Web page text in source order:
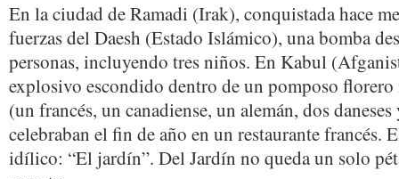
En la ciudad de Ramadi (Irak), conquistada hace
fuerzas del Daesh (Estado Islámico), una bomba
personas, incluyendo tres niños. En Kabul
explosivo escondido dentro de un pomposo florero
(un francés, un canadiense, un alemán, dos
celebraban el fin de año en un restaurante francés.
idílico: “El jardín”. Del Jardín no queda un solo